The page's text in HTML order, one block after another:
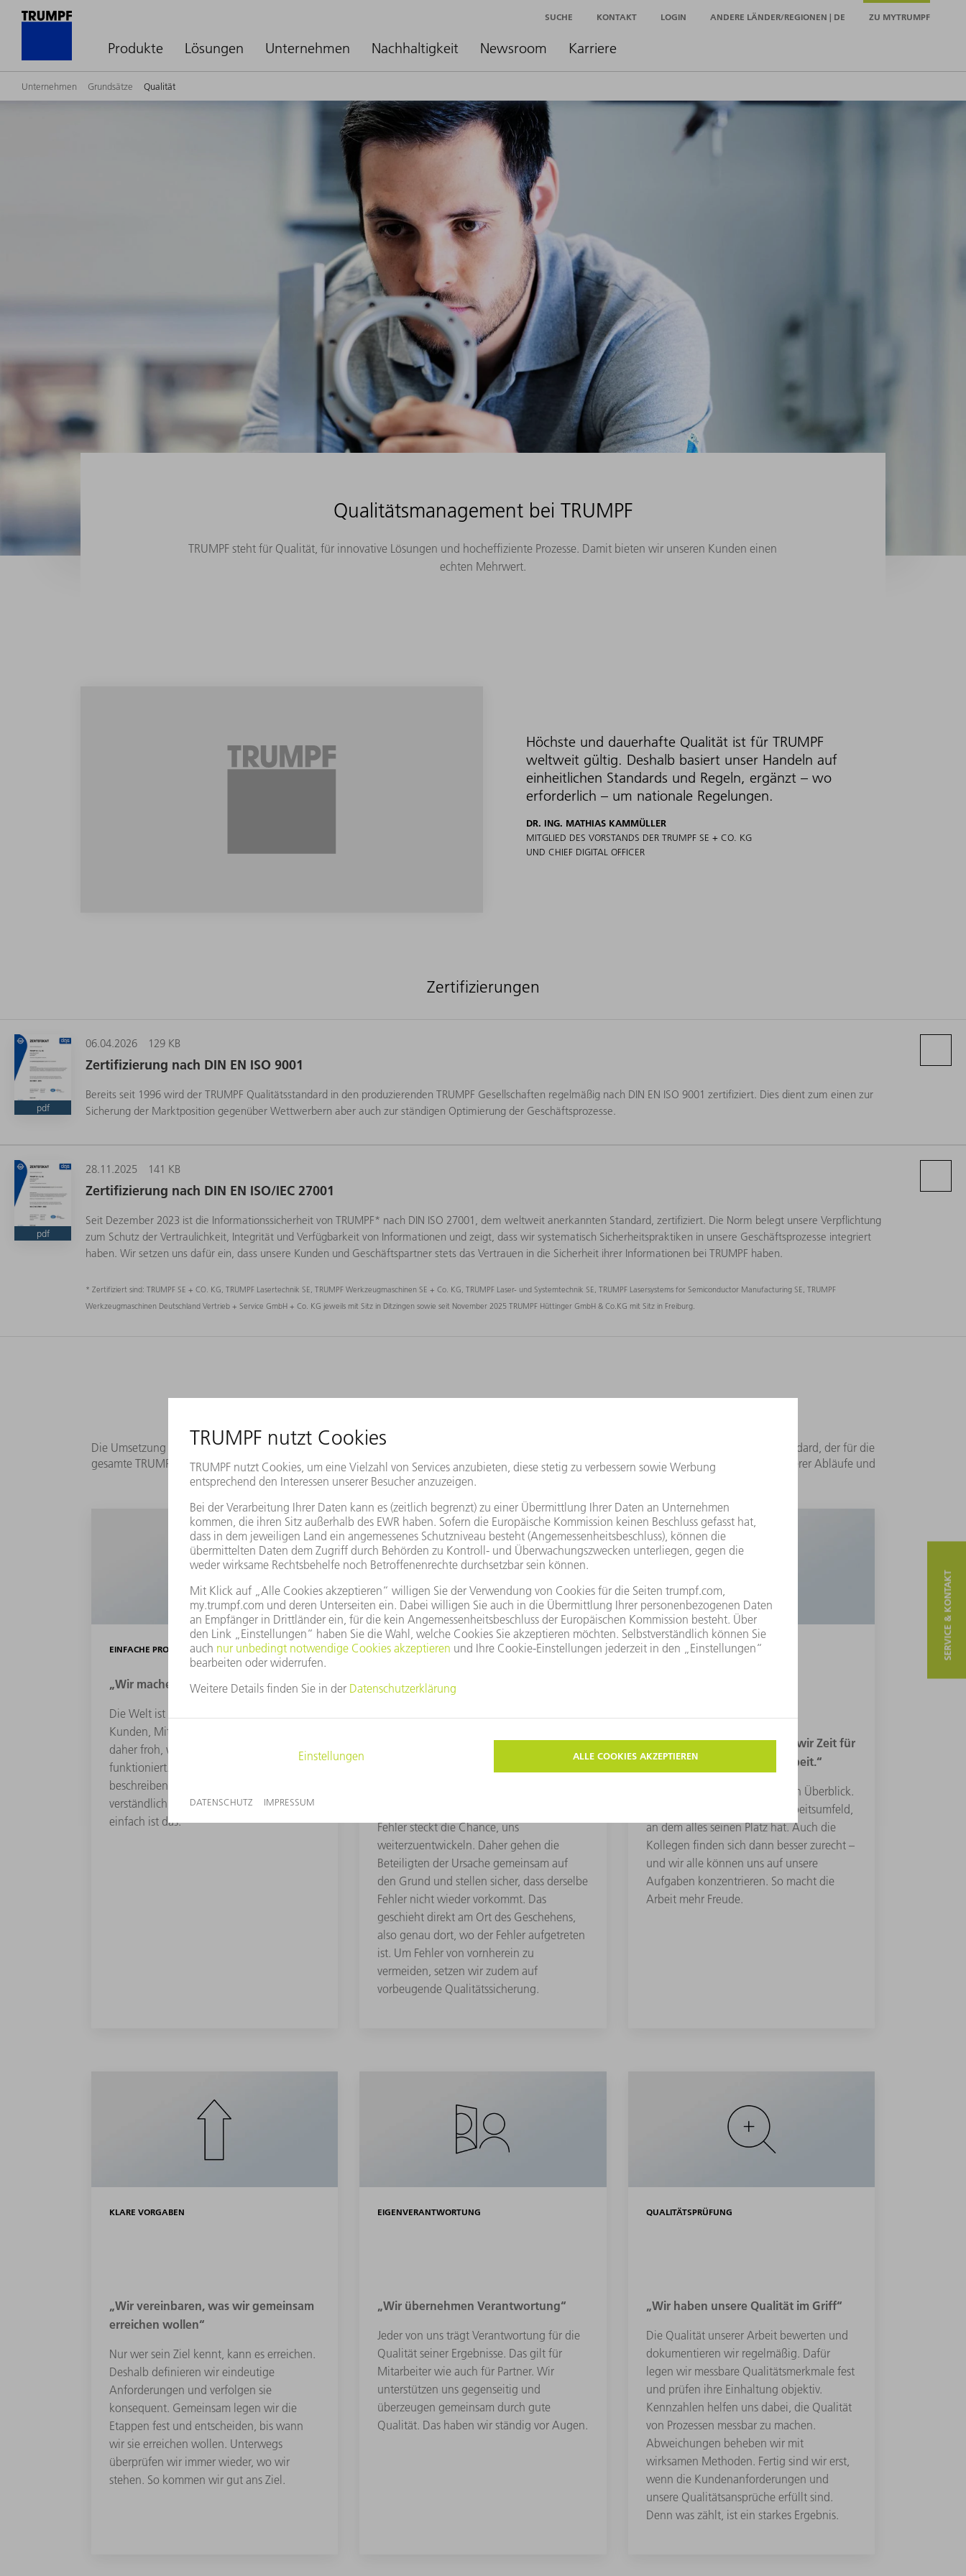
Produkte Lösungen Unternehmen Nachhaltigkeit Newsroom Karriere
SUCHE KONTAKT LOGIN ANDERE LÄNDER/REGIONEN | DE ZU MYTRUMPF
Unternehmen Grundsätze Qualität
Qualitätsmanagement bei TRUMPF
TRUMPF steht für Qualität, für innovative Lösungen und hocheffiziente Prozesse. Damit bieten wir unseren Kunden einen
echten Mehrwert.
Höchste und dauerhafte Qualität ist für TRUMPF
weltweit gültig. Deshalb basiert unser Handeln auf
einheitlichen Standards und Regeln, ergänzt – wo
erforderlich – um nationale Regelungen.
DR. ING. MATHIAS KAMMÜLLER
MITGLIED DES VORSTANDS DER TRUMPF SE + CO. KG
UND CHIEF DIGITAL OFFICER
Zertifizierungen
pdf
06.04.2026 129 KB
Zertifizierung nach DIN EN ISO 9001
Bereits seit 1996 wird der TRUMPF Qualitätsstandard in den produzierenden TRUMPF Gesellschaften regelmäßig nach DIN EN ISO 9001 zertifiziert. Dies dient zum einen zur
Sicherung der Marktposition gegenüber Wettwerbern aber auch zur ständigen Optimierung der Geschäftsprozesse.
pdf
28.11.2025 141 KB
Zertifizierung nach DIN EN ISO/IEC 27001
Seit Dezember 2023 ist die Informationssicherheit von TRUMPF* nach DIN ISO 27001, dem weltweit anerkannten Standard, zertifiziert. Die Norm belegt unsere Verpflichtung
zum Schutz der Vertraulichkeit, Integrität und Verfügbarkeit von Informationen und zeigt, dass wir systematisch Sicherheitspraktiken in unsere Geschäftsprozesse integriert
haben. Wir setzen uns dafür ein, dass unsere Kunden und Geschäftspartner stets das Vertrauen in die Sicherheit ihrer Informationen bei TRUMPF haben.
* Zertifiziert sind: TRUMPF SE + CO. KG, TRUMPF Lasertechnik SE, TRUMPF Werkzeugmaschinen SE + Co. KG, TRUMPF Laser- und Systemtechnik SE, TRUMPF Lasersystems for Semiconductor Manufacturing SE, TRUMPF
Werkzeugmaschinen Deutschland Vertrieb + Service GmbH + Co. KG jeweils mit Sitz in Ditzingen sowie seit November 2025 TRUMPF Hüttinger GmbH & Co.KG mit Sitz in Freiburg.
Die Umsetzung unserer Qualitätsgrundsätze in unsere Arbeit und Produkte erfolgt über ein einheitliches Qualitäts-Managementsystem – ein Standard, der für die
gesamte TRUMPF Gruppe gilt. Unsere neun Qualitätsgrundsätze leiten uns in der Zusammenarbeit und im stetigen Prozess der Verbesserung unserer Abläufe und
Produkte.
EINFACHE PROZESSE
„Wir machen es einfach“
Die Welt ist kompliziert genug. Unsere
Kunden, Mitarbeiter und Partner sind
daher froh, wenn etwas einfach
funktioniert. Deshalb gestalten und
beschreiben wir unsere Prozesse
verständlich, effektiv und effizient. So
einfach ist das.
KONSTRUKTIVE FEHLERKULTUR
„Wir sprechen über Fehler und
Fehler steckt die Chance, uns
weiterzuentwickeln. Daher gehen die
Beteiligten der Ursache gemeinsam auf
den Grund und stellen sicher, dass derselbe
Fehler nicht wieder vorkommt. Das
geschieht direkt am Ort des Geschehens,
also genau dort, wo der Fehler aufgetreten
ist. Um Fehler von vornherein zu
vermeiden, setzen wir zudem auf
vorbeugende Qualitätssicherung.
ORDNUNG
„Durch Ordnung gewinnen wir Zeit für
das Wesentliche: Unsere Arbeit.“
Klare Strukturen erleichtern den Überblick.
Dazu gehört ein gepflegtes Arbeitsumfeld,
an dem alles seinen Platz hat. Auch die
Kollegen finden sich dann besser zurecht –
und wir alle können uns auf unsere
Aufgaben konzentrieren. So macht die
Arbeit mehr Freude.
KLARE VORGABEN
„Wir vereinbaren, was wir gemeinsam
erreichen wollen“
Nur wer sein Ziel kennt, kann es erreichen.
Deshalb definieren wir eindeutige
Anforderungen und verfolgen sie
konsequent. Gemeinsam legen wir die
Etappen fest und entscheiden, bis wann
wir sie erreichen wollen. Unterwegs
überprüfen wir immer wieder, wo wir
stehen. So kommen wir gut ans Ziel.
EIGENVERANTWORTUNG
„Wir übernehmen Verantwortung“
Jeder von uns trägt Verantwortung für die
Qualität seiner Ergebnisse. Das gilt für
Mitarbeiter wie auch für Partner. Wir
unterstützen uns gegenseitig und
überzeugen gemeinsam durch gute
Qualität. Das haben wir ständig vor Augen.
QUALITÄTSPRÜFUNG
„Wir haben unsere Qualität im Griff“
Die Qualität unserer Arbeit bewerten und
dokumentieren wir regelmäßig. Dafür
legen wir messbare Qualitätsmerkmale fest
und prüfen ihre Einhaltung objektiv.
Kennzahlen helfen uns dabei, die Qualität
von Prozessen messbar zu machen.
Abweichungen beheben wir mit
wirksamen Methoden. Fertig sind wir erst,
wenn die Kundenanforderungen und
unsere Qualitätsansprüche erfüllt sind.
Denn was zählt, ist ein starkes Ergebnis.
SERVICE & KONTAKT